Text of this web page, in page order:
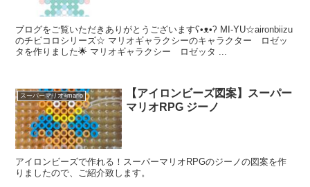
ブログをご覧いただきありがとうございますʕ•ᴥ•ʔ MI-YU☆aironbiizu
のチビコロシリーズ☆ マリオギャラクシーのキャラクター ロゼッ
タを作りました🌟 マリオギャラクシー ロゼッタ ...
スーパーマリオ⭐︎mario
【アイロンビーズ図案】スーパー
マリオRPG ジーノ
アイロンビーズで作れる！スーパーマリオRPGのジーノの図案を作
りましたので、ご紹介致します。